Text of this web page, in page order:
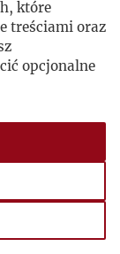
które
treściami oraz
opcjonalne